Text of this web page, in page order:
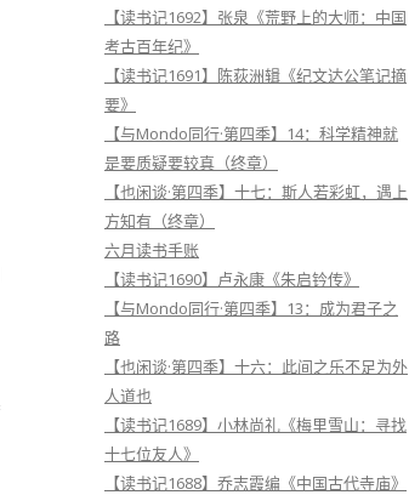
【读书记1692】张泉《荒野上的大师：中国
考古百年纪》
【读书记1691】陈荻洲辑《纪文达公笔记摘
要》
【与Mondo同行·第四季】14：科学精神就
是要质疑要较真（终章）
【也闲谈·第四季】十七：斯人若彩虹，遇上
方知有（终章）
六月读书手账
【读书记1690】卢永康《朱启钤传》
【与Mondo同行·第四季】13：成为君子之
路
【也闲谈·第四季】十六：此间之乐不足为外
人道也
【读书记1689】小林尚礼《梅里雪山：寻找
十七位友人》
【读书记1688】乔志霞编《中国古代寺庙》